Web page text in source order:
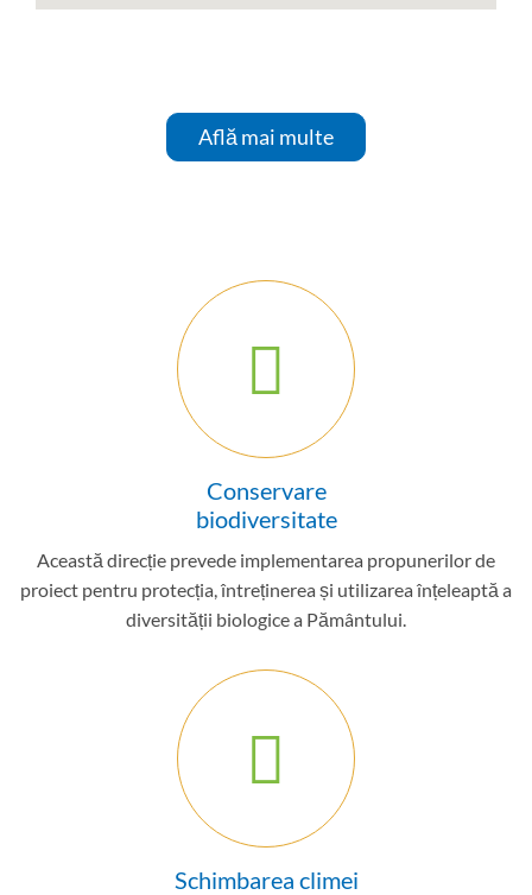
Află mai multe
Conservare
biodiversitate
Această direcție prevede implementarea propunerilor de
proiect pentru protecția, întreținerea și utilizarea înțeleaptă a
diversității biologice a Pământului.
Schimbarea climei